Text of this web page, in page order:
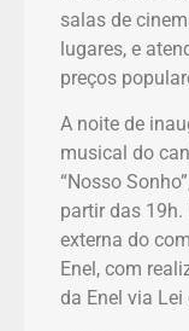
salas de
lugares, e
preços
A noite de
musical do
“Nosso
partir das 19h.
externa do
Enel, com
da Enel via